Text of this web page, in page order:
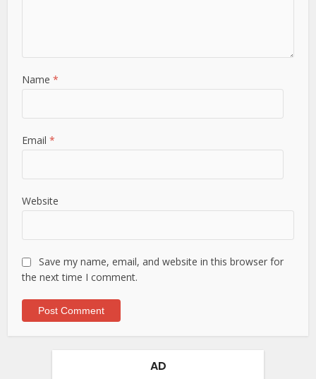
Name*
Email*
Website
Save my name, email, and website in this browser for
the next time I comment.
AD